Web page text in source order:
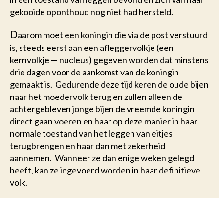
gekooide oponthoud nog niet had hersteld.
Daarom moet een koningin die via de post verstuurd
is, steeds eerst aan een afleggervolkje (een
kernvolkje — nucleus) gegeven worden dat minstens
drie dagen voor de aankomst van de koningin
gemaakt is. Gedurende deze tijd keren de oude bijen
naar het moedervolk terug en zullen alleen de
achtergebleven jonge bijen de vreemde koningin
direct gaan voeren en haar op deze manier in haar
normale toestand van het leggen van eitjes
terugbrengen en haar dan met zekerheid
aannemen. Wanneer ze dan enige weken gelegd
heeft, kan ze ingevoerd worden in haar definitieve
volk.